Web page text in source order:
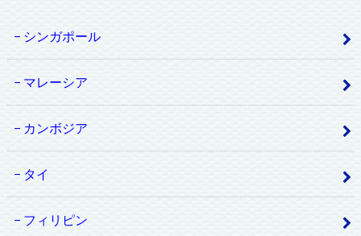
シンガポール
マレーシア
カンボジア
タイ
フィリピン